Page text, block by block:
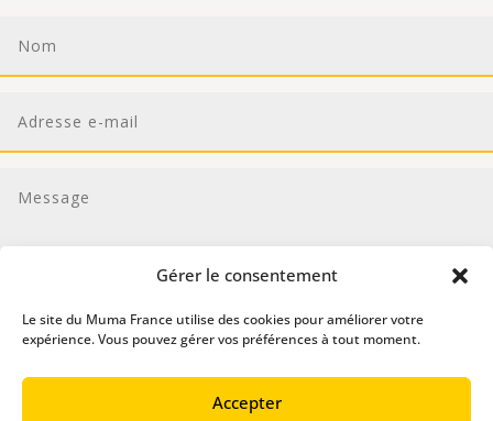
Gérer le consentement
Le site du Muma France utilise des cookies pour améliorer votre
expérience. Vous pouvez gérer vos préférences à tout moment.
Accepter
de Muma France -En savoir plus